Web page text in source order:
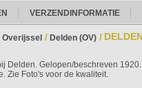
VERZENDINFORMATIE
Overijssel / Delden (OV) /
Delden. Gelopen/beschreven
Zie Foto's voor de kwaliteit.